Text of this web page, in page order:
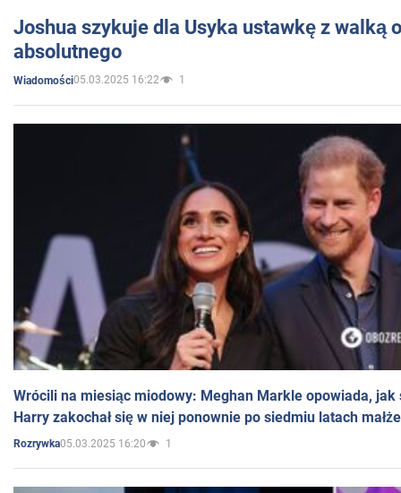
Joshua szykuje dla Usyka ustawkę z walką
absolutnego
Wiadomości05.03.2025 16:22 1
Wrócili na miesiąc miodowy: Meghan Markle opowiada, jak
Harry zakochał się w niej ponownie po siedmiu latach
Rozrywka05.03.2025 16:20 1